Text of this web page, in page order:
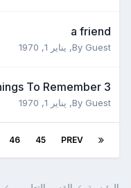
a friend
By Guest, يناير 1, 1970
3 Impoartant Things To Remember
By Guest, يناير 1, 1970
PREV
45
46